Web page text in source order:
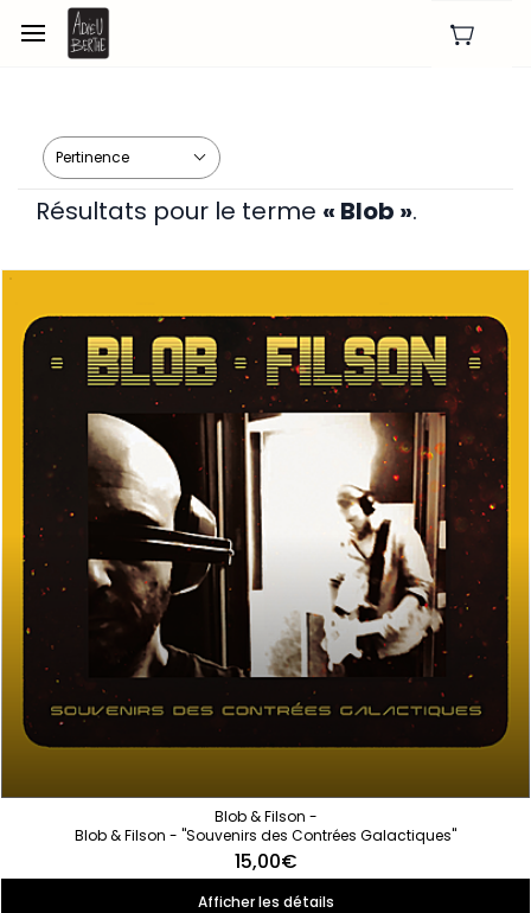
Skip to
main
content
Résultats pour le terme « Blob ».
Blob & Filson -
Blob & Filson - "Souvenirs des Contrées Galactiques"
15,00€
Afficher les détails